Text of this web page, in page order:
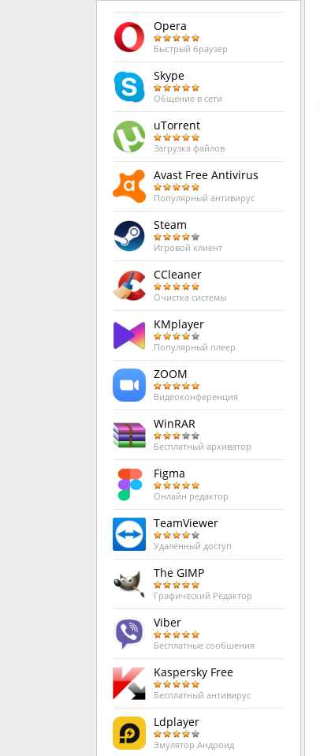
Opera
Быстрый браузер
Skype
Общение в сети
uTorrent
Загрузка файлов
Avast Free Antivirus
Популярный антивирус
Steam
Игровой клиент
CCleaner
Очистка системы
KMplayer
Популярный плеер
ZOOM
Видеоконференция
WinRAR
Бесплатный архиватор
Figma
Онлайн редактор
TeamViewer
Удалённый доступ
The GIMP
Графический Редактор
Viber
Бесплатные сообшения
Kaspersky Free
Бесплатный антивирус
Ldplayer
Эмулятор Андроид